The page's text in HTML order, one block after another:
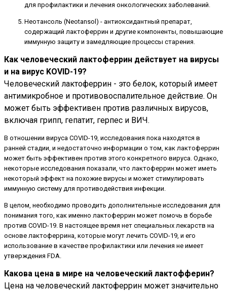
для профилактики и лечения онкологических заболеваний.
Неотансоль (Neotansol) - антиоксидантный препарат,
содержащий лактоферрин и другие компоненты, повышающие
иммунную защиту и замедляющие процессы старения.
Как человеческий лактоферрин действует на вирусы
и на вирус KOVID-19?
Человеческий лактоферрин - это белок, который имеет
антимикробное и противовоспалительное действие. Он
может быть эффективен против различных вирусов,
включая грипп, гепатит, герпес и ВИЧ.
В отношении вируса COVID-19, исследования пока находятся в
ранней стадии, и недостаточно информации о том, как лактоферрин
может быть эффективен против этого конкретного вируса. Однако,
некоторые исследования показали, что лактоферрин может иметь
некоторый эффект на похожие вирусы и может стимулировать
иммунную систему для противодействия инфекции.
В целом, необходимо проводить дополнительные исследования для
понимания того, как именно лактоферрин может помочь в борьбе
против COVID-19. В настоящее время нет специальных лекарств на
основе лактоферрина, которые могут лечить COVID-19, и его
использование в качестве профилактики или лечения не имеет
утверждения FDA.
Какова цена в мире на человеческий лактофферин?
Цена на человеческий лактоферрин может значительно